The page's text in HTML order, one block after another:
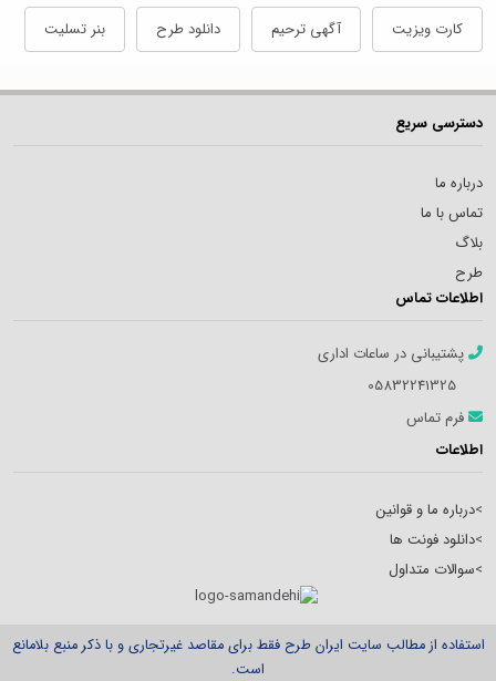
کارت ویزیت آگهی ترحیم دانلود طرح بنر تسلیت
دسترسی سریع
درباره ما
تماس با ما
بلاگ
طرح
اطلاعات تماس
پشتیبانی در ساعات اداری
05832241325
فرم تماس
اطلاعات
>درباره ما و قوانین
>دانلود فونت ها
>سوالات متداول
استفاده از مطالب سایت ایران طرح فقط برای مقاصد غیرتجاری و با ذکر منبع بلامانع
است.